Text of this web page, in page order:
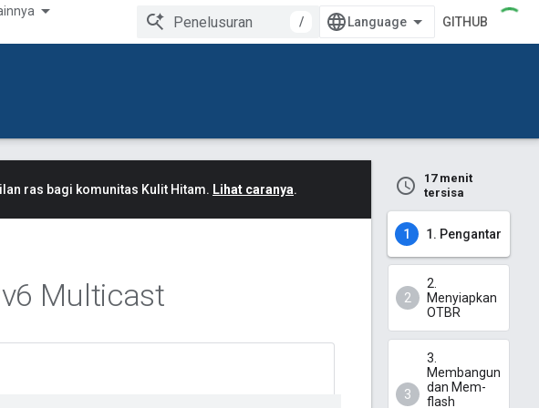
/ GITHUB
17 menit
tersisa
1. Pengantar
2.
Menyiapkan
OTBR
3.
Membangun
dan Mem-
flash
ras bagi komunitas Kulit Hitam. Lihat caranya.
Multicast